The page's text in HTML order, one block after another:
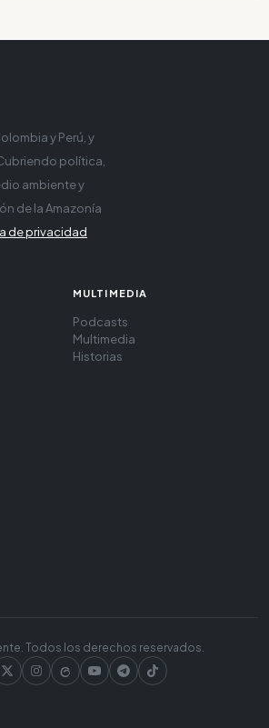
y Perú, y
política,
ambiente y
de la Amazonía
de privacidad
MULTIMEDIA
Podcasts
Multimedia
Historias
Todos los derechos reservados.